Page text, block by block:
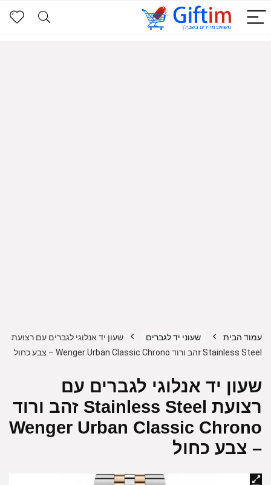
עמוד הבית שעוני יד לגברים
שעון יד אנלוגי לגברים עם רצועת
Stainless Steel זהב ורוד Wenger Urban Classic Chrono – צבע כחול
שעון יד אנלוגי לגברים עם
רצועת Stainless Steel זהב ורוד
Wenger Urban Classic Chrono
– צבע כחול